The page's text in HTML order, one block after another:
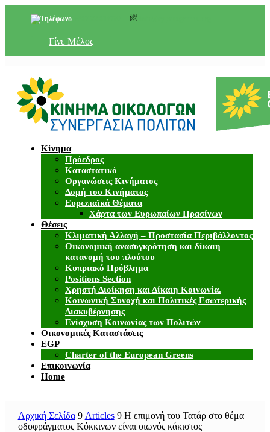
Γίνε Μέλος
Κίνημα
Πρόεδρος
Καταστατικό
Οργανώσεις Κινήματος
Δομή του Κινήματος
Ευρωπαϊκά Θέματα
Χάρτα των Ευρωπαίων Πρασίνων
Θέσεις
Κλιματική Αλλαγή – Προστασία Περιβάλλοντος
Οικονομική ανασυγκρότηση και δίκαιη
κατανομή του πλούτου
Κυπριακό Πρόβλημα
Positions Section
Χρηστή Διοίκηση και Δίκαιη Κοινωνία.
Κοινωνική Συνοχή και Πολιτικές Εσωτερικής
Διακυβέρνησης
Ενίσχυση Κοινωνίας των Πολιτών
Οικονομικές Καταστάσεις
EGP
Charter of the European Greens
Επικοινωνία
Home
Αρχική Σελίδα 9 Articles 9 Η επιμονή του Τατάρ στο θέμα
οδοφράγματος Κόκκινων είναι οιωνός κάκιστος